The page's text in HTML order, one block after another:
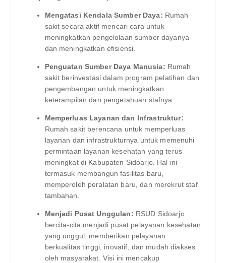
Mengatasi Kendala Sumber Daya: Rumah
sakit secara aktif mencari cara untuk
meningkatkan pengelolaan sumber dayanya
dan meningkatkan efisiensi.
Penguatan Sumber Daya Manusia: Rumah
sakit berinvestasi dalam program pelatihan dan
pengembangan untuk meningkatkan
keterampilan dan pengetahuan stafnya.
Memperluas Layanan dan Infrastruktur:
Rumah sakit berencana untuk memperluas
layanan dan infrastrukturnya untuk memenuhi
permintaan layanan kesehatan yang terus
meningkat di Kabupaten Sidoarjo. Hal ini
termasuk membangun fasilitas baru,
memperoleh peralatan baru, dan merekrut staf
tambahan.
Menjadi Pusat Unggulan: RSUD Sidoarjo
bercita-cita menjadi pusat pelayanan kesehatan
yang unggul, memberikan pelayanan
berkualitas tinggi, inovatif, dan mudah diakses
oleh masyarakat. Visi ini mencakup